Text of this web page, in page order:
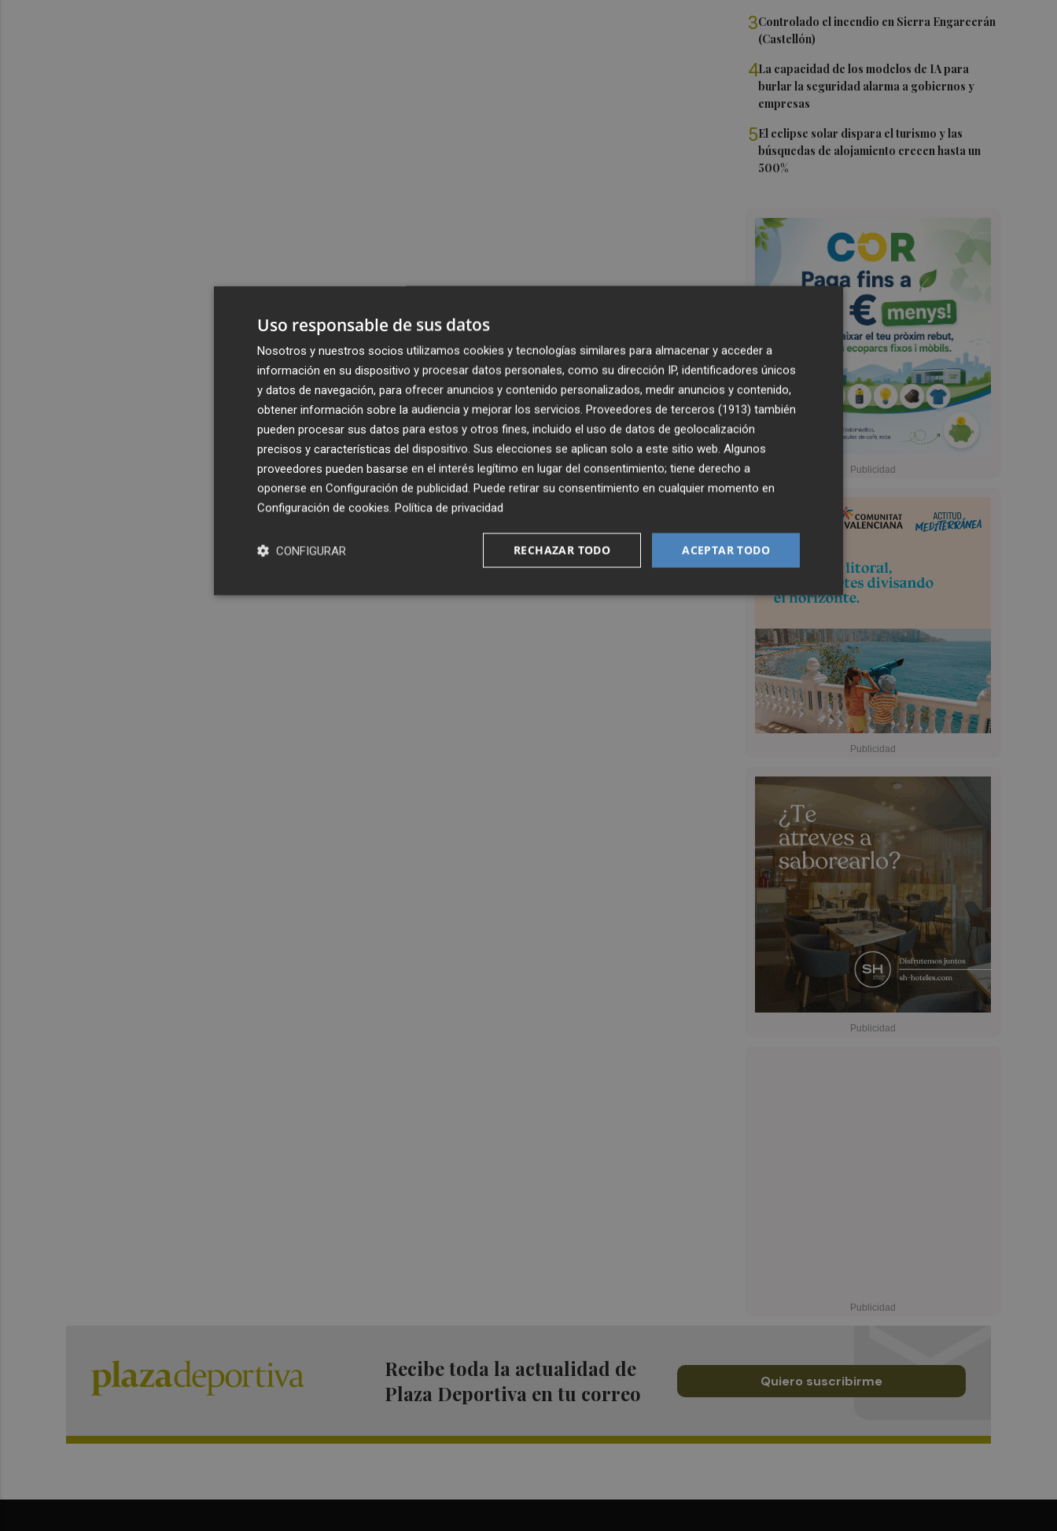
3Controlado el incendio en Sierra Engarcerán
(Castellón)
4La capacidad de los modelos de IA para
burlar la seguridad alarma a gobiernos y
empresas
5El eclipse solar dispara el turismo y las
búsquedas de alojamiento crecen hasta un
500%
Recibe toda la actualidad de
Plaza Deportiva en tu correo
Quiero suscribirme
Uso responsable de sus datos
Nosotros y nuestros socios utilizamos cookies y tecnologías similares para almacenar y acceder a
información en su dispositivo y procesar datos personales, como su dirección IP, identificadores únicos
y datos de navegación, para ofrecer anuncios y contenido personalizados, medir anuncios y contenido,
obtener información sobre la audiencia y mejorar los servicios. Proveedores de terceros (1913) también
pueden procesar sus datos para estos y otros fines, incluido el uso de datos de geolocalización
precisos y características del dispositivo. Sus elecciones se aplican solo a este sitio web. Algunos
proveedores pueden basarse en el interés legítimo en lugar del consentimiento; tiene derecho a
oponerse en Configuración de publicidad. Puede retirar su consentimiento en cualquier momento en
Configuración de cookies. Política de privacidad
ACEPTAR TODO
RECHAZAR TODO
CONFIGURAR